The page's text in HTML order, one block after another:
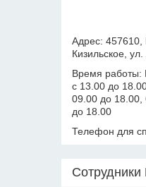
Адрес: 457610,
Кизильское,
Время работы:
с 13.00 до
09.00 до
до 18.00
Телефон для